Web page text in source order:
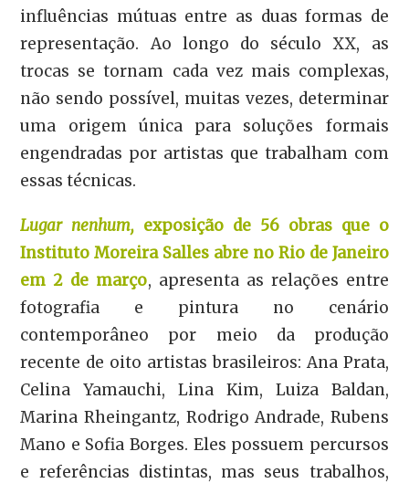
influências mútuas entre as duas formas de
representação. Ao longo do século XX, as
trocas se tornam cada vez mais complexas,
não sendo possível, muitas vezes, determinar
uma origem única para soluções formais
engendradas por artistas que trabalham com
essas técnicas.
Lugar nenhum, exposição de 56 obras que o
Instituto Moreira Salles abre no Rio de Janeiro
em 2 de março, apresenta as relações entre
fotografia e pintura no cenário
contemporâneo por meio da produção
recente de oito artistas brasileiros: Ana Prata,
Celina Yamauchi, Lina Kim, Luiza Baldan,
Marina Rheingantz, Rodrigo Andrade, Rubens
Mano e Sofia Borges. Eles possuem percursos
e referências distintas, mas seus trabalhos,